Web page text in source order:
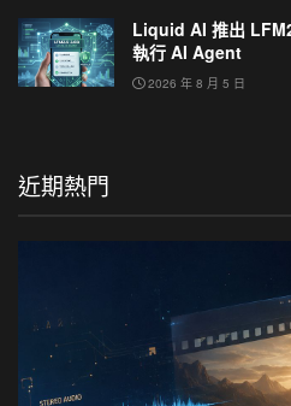
Liquid AI 推出
執行 AI Agent
2026 年 8 月 5 日
近期熱門